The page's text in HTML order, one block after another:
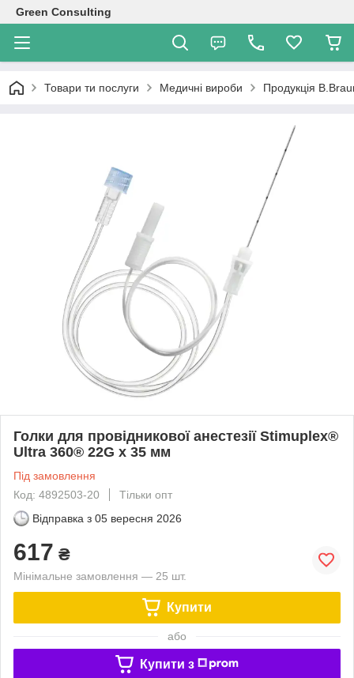
Green Consulting
Товари ти послуги Медичні вироби Продукція
Голки для провідникової анестезії Stimuplex®
Ultra 360® 22G x 35 мм
Під замовлення
Код: 4892503-20
Тільки опт
Відправка з 05 вересня 2026
617 ₴
Мінімальне замовлення — 25 шт.
Купити
або
Купити з